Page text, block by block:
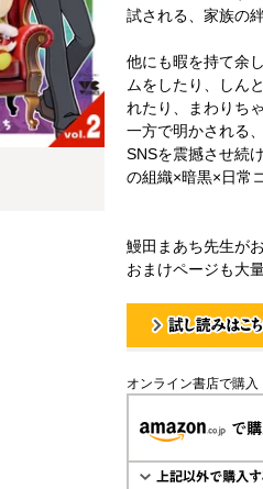
試される、家族の
他にも暇を持て余
ムをしたり、しん
れたり、まわりち
一方で明かされる
SNSを震撼させ続
の組織×暗黒×日常
鰻田まあち先生が
おまけページも大
オンライン書店で購入